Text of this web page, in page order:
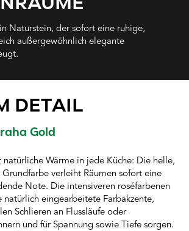
Naturstein, der sofort eine ruhige,
außergewöhnlich elegante
DETAIL
Gold
Wärme in jede Küche: Die helle,
Grundfarbe verleiht Räumen sofort eine
Note. Die intensiveren roséfarbenen
natürlich eingearbeitete Farbakzente,
Schlieren an Flussläufe oder
und für Spannung sowie Tiefe sorgen.